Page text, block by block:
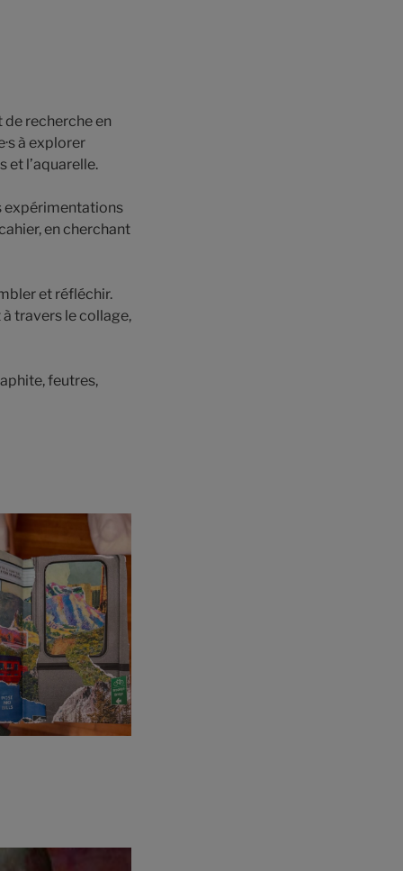
recherche en
à explorer
et l’aquarelle.
expérimentations
en cherchant
et réfléchir.
travers le collage,
feutres,